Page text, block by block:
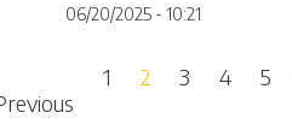
06/20/2025 - 10:21
Pagination
page Previous page
1 2 3 4 5